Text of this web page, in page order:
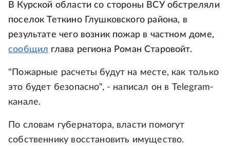
В Курской области со стороны ВСУ обстреляли
поселок Теткино Глушковского района, в
результате чего возник пожар в частном доме,
сообщил глава региона Роман Старовойт.
"Пожарные расчеты будут на месте, как только
это будет безопасно", - написал он в Telegram-
канале.
По словам губернатора, власти помогут
собственнику восстановить имущество.